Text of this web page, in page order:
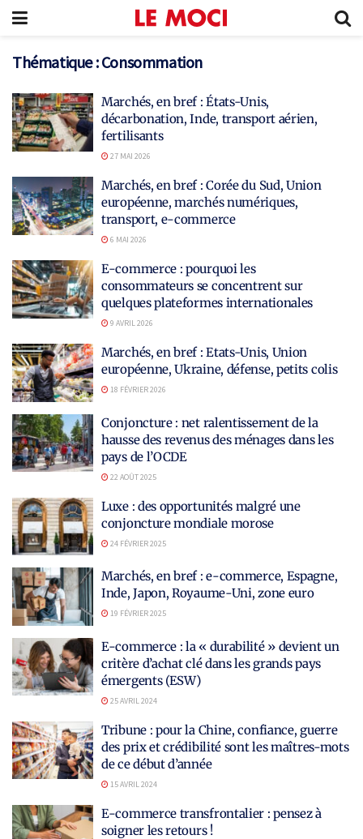
Thématique :Consommation
Marchés, en bref : États-Unis,
décarbonation, Inde, transport aérien,
fertilisants
27 MAI 2026
Marchés, en bref : Corée du Sud, Union
européenne, marchés numériques,
transport, e-commerce
6 MAI 2026
E-commerce : pourquoi les
consommateurs se concentrent sur
quelques plateformes internationales
9 AVRIL 2026
Marchés, en bref : Etats-Unis, Union
européenne, Ukraine, défense, petits colis
18 FÉVRIER 2026
Conjoncture : net ralentissement de la
hausse des revenus des ménages dans les
pays de l’OCDE
22 AOÛT 2025
Luxe : des opportunités malgré une
conjoncture mondiale morose
24 FÉVRIER 2025
Marchés, en bref : e-commerce, Espagne,
Inde, Japon, Royaume-Uni, zone euro
19 FÉVRIER 2025
E-commerce : la « durabilité » devient un
critère d’achat clé dans les grands pays
émergents (ESW)
25 AVRIL 2024
Tribune : pour la Chine, confiance, guerre
des prix et crédibilité sont les maîtres-mots
de ce début d’année
15 AVRIL 2024
E-commerce transfrontalier : pensez à
soigner les retours !